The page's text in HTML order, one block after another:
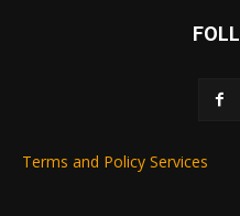
Terms and Policy Services